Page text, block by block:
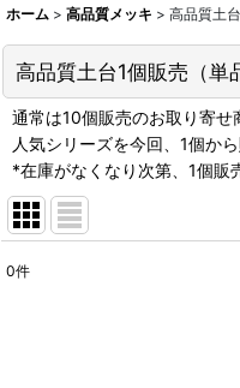
ホーム > 高品質メッキ > 高品質土
高品質土台1個販売（単
通常は10個販売のお取り寄せ
人気シリーズを今回、1個か
*在庫がなくなり次第、1個販
0件